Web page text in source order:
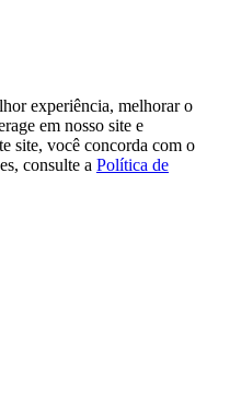
experiência, melhorar o
em nosso site e
site, você concorda com o
consulte a Política de